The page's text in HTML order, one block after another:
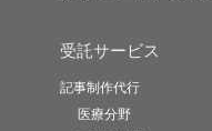
受託サービス
記事制作代行
医療分野